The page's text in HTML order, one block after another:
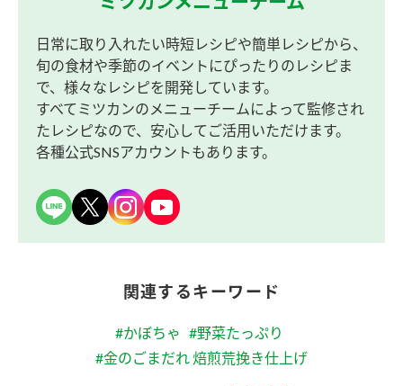
日常に取り入れたい時短レシピや簡単レシピから、
旬の食材や季節のイベントにぴったりのレシピま
で、様々なレシピを開発しています。
すべてミツカンのメニューチームによって監修され
たレシピなので、安心してご活用いただけます。
各種公式SNSアカウントもあります。
関連するキーワード
#かぼちゃ #野菜たっぷり
#金のごまだれ 焙煎荒挽き仕上げ